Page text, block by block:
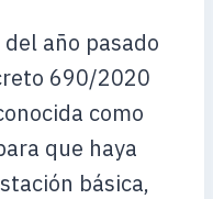
año pasado
690/2020
como
que haya
básica,